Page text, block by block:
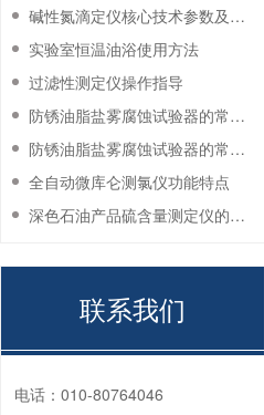
碱性氮滴定仪核心技术参数及应用说明
实验室恒温油浴使用方法
过滤性测定仪操作指导
防锈油脂盐雾腐蚀试验器的常见故障与解决方法
防锈油脂盐雾腐蚀试验器的常见故障与解决方法
全自动微库仑测氯仪功能特点
深色石油产品硫含量测定仪的工作环境要求
联系我们
电话： 010-80764046